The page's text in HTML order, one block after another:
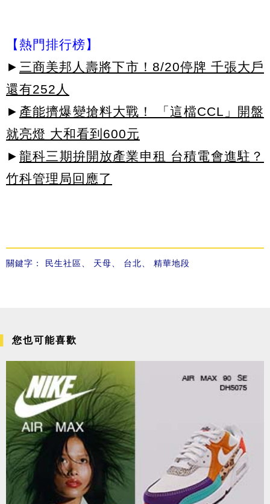
【熱門排行榜】
► 三商美邦人壽將下市！8/20停牌 千張大戶
還有252人
► 產能擠爆變搶料大戰！ 「這檔CCL」開盤
就亮燈 大和看到600元
► 龍科三期拚開放產業申租 台積電會進駐？
竹科管理局回應了
關鍵字： 民生社區、 天母、 台北、 精華地段
您也可能喜歡